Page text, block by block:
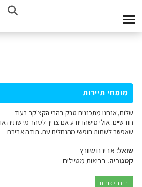
מומחי תיירות
שלום, אנחנו מתכננים טרק בהרי הקצ'קר בעוד
חודשיים. אולי מישהו יודע אם צריך לטהר מי שתיה או
שאפשר לשתות חופשי מהנחלים שם. תודה אבירם
שואל:אבירם שוורץ
קטגוריה:בריאות מטיילים
חזרה לפורום